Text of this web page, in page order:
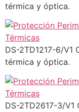
térmica y óptica.
DS-2TD1217-6/
térmica y óptica.
DS-2TD2617-3/